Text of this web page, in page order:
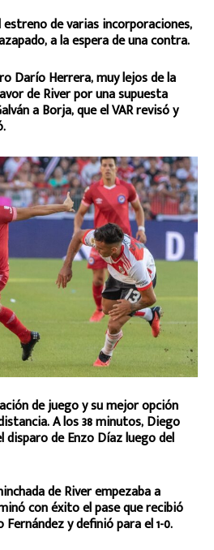
de varias incorporaciones,
a la espera de una contra.
Darío Herrera, muy lejos de la
de River por una supuesta
a Borja, que el VAR revisó y
de juego y su mejor opción
A los 38 minutos, Diego
disparo de Enzo Díaz luego del
de River empezaba a
con éxito el pase que recibió
y definió para el 1-0.